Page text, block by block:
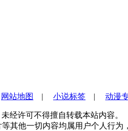
网站地图 | 小说标签 | 动漫
经许可不得擅自转载本站内容。
其他一切内容均属用户个人行为